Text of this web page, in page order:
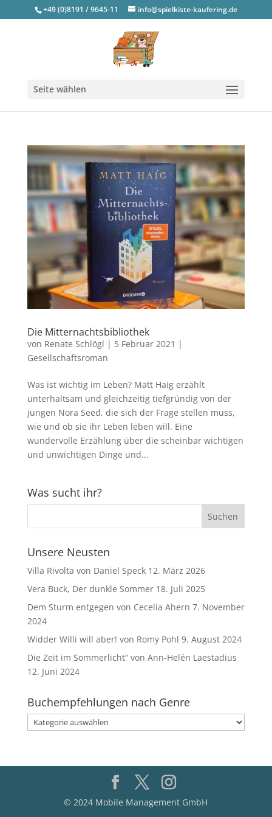
+49 (0)8191 / 9645-11 info@spielkiste-kaufering.de
Seite wählen
Die Mitternachtsbibliothek
von Renate Schlögl | 5 Februar 2021 |
Gesellschaftsroman
Was ist wichtig im Leben? Matt Haig erzählt
unterhaltsam und gleichzeitig tiefgründig von der
jungen Nora Seed, die sich der Frage stellen muss,
wie und ob sie ihr Leben leben will. Eine
wundervolle Erzählung über die scheinbar wichtigen
und unwichtigen Dinge und...
Was sucht ihr?
Unsere Neusten
Villa Rivolta von Daniel Speck 12. März 2026
Vera Buck, Der dunkle Sommer 18. Juli 2025
Dem Sturm entgegen von Cecelia Ahern 7. November
2024
Widder Willi will aber! von Romy Pohl 9. August 2024
Die Zeit im Sommerlicht“ von Ann-Helén Laestadius
12. Juni 2024
Buchempfehlungen nach Genre
Buchempfehlungen
nach
© 2024 Mobile Management GmbH